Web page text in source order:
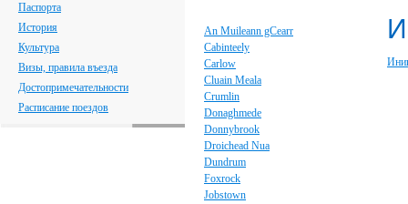
Паспорта
История
Культура
Визы, правила въезда
Достопримечательности
Расписание поездов
An Muileann gCearr
Cabinteely
Carlow
Cluain Meala
Crumlin
Donaghmede
Donnybrook
Droichead Nua
Dundrum
Foxrock
Jobstown
И